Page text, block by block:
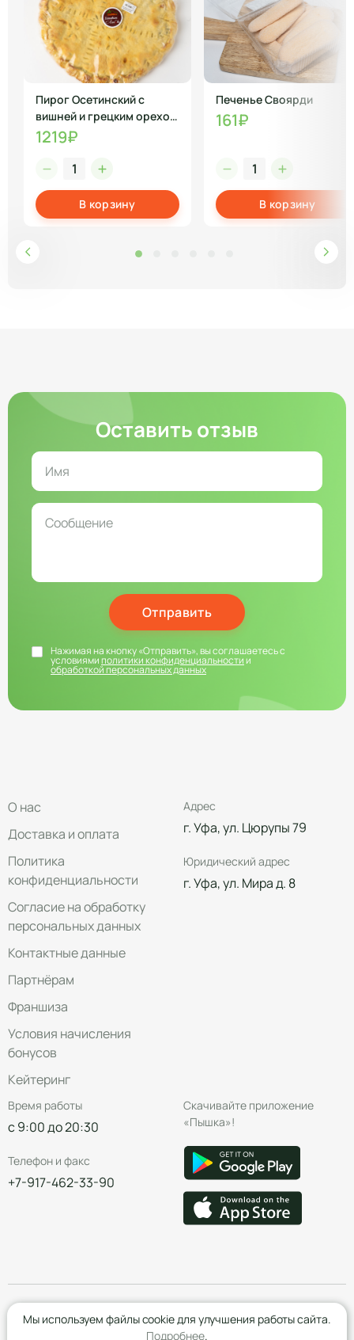
Пирог Осетинский с
вишней и грецким орехом
полуфабрикат
1219₽
В корзину
Печенье Своярди
161₽
В корзину
Оставить отзыв
Отправить
Нажимая на кнопку «Отправить», вы соглашаетесь с
условиямиполитики конфиденциальностии
обработкой персональных данных
О нас
Доставка и оплата
Политика
конфиденциальности
Согласие на обработку
персональных данных
Контактные данные
Партнёрам
Франшиза
Условия начисления
бонусов
Кейтеринг
Адрес
г. Уфа, ул. Цюрупы 79
Юридический адрес
г. Уфа, ул. Мира д. 8
Время работы
с 9:00 до 20:30
Телефон и факс
+7-917-462-33-90
Скачивайте приложение
«Пышка»!
Мы используем файлы cookie для улучшения работы сайта.
Подробнее.